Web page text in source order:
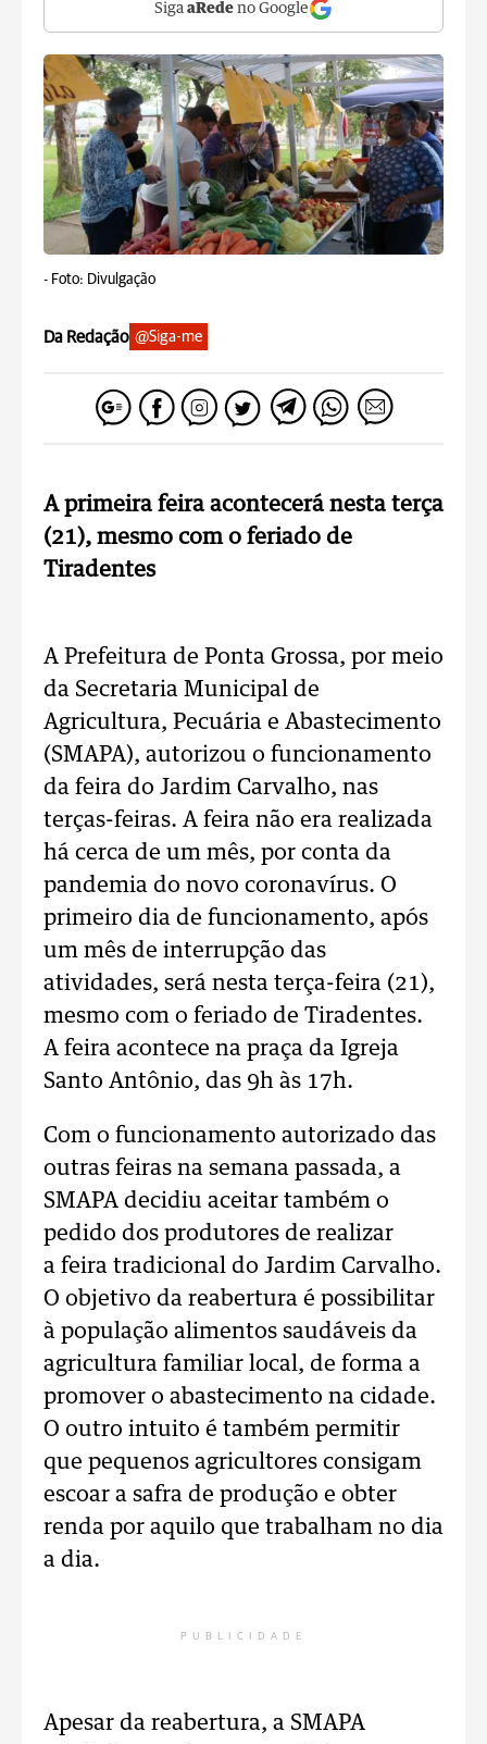
Siga aRede no Google
- Foto: Divulgação
Da Redação @Siga-me
A primeira feira acontecerá nesta terça
(21), mesmo com o feriado de
Tiradentes
A Prefeitura de Ponta Grossa, por meio
da Secretaria Municipal de
Agricultura, Pecuária e Abastecimento
(SMAPA), autorizou o funcionamento
da feira do Jardim Carvalho, nas
terças-feiras. A feira não era realizada
há cerca de um mês, por conta da
pandemia do novo coronavírus. O
primeiro dia de funcionamento, após
um mês de interrupção das
atividades, será nesta terça-feira (21),
mesmo com o feriado de Tiradentes.
A feira acontece na praça da Igreja
Santo Antônio, das 9h às 17h.
Com o funcionamento autorizado das
outras feiras na semana passada, a
SMAPA decidiu aceitar também o
pedido dos produtores de realizar
a feira tradicional do Jardim Carvalho.
O objetivo da reabertura é possibilitar
à população alimentos saudáveis da
agricultura familiar local, de forma a
promover o abastecimento na cidade.
O outro intuito é também permitir
que pequenos agricultores consigam
escoar a safra de produção e obter
renda por aquilo que trabalham no dia
a dia.
PUBLICIDADE
Apesar da reabertura, a SMAPA